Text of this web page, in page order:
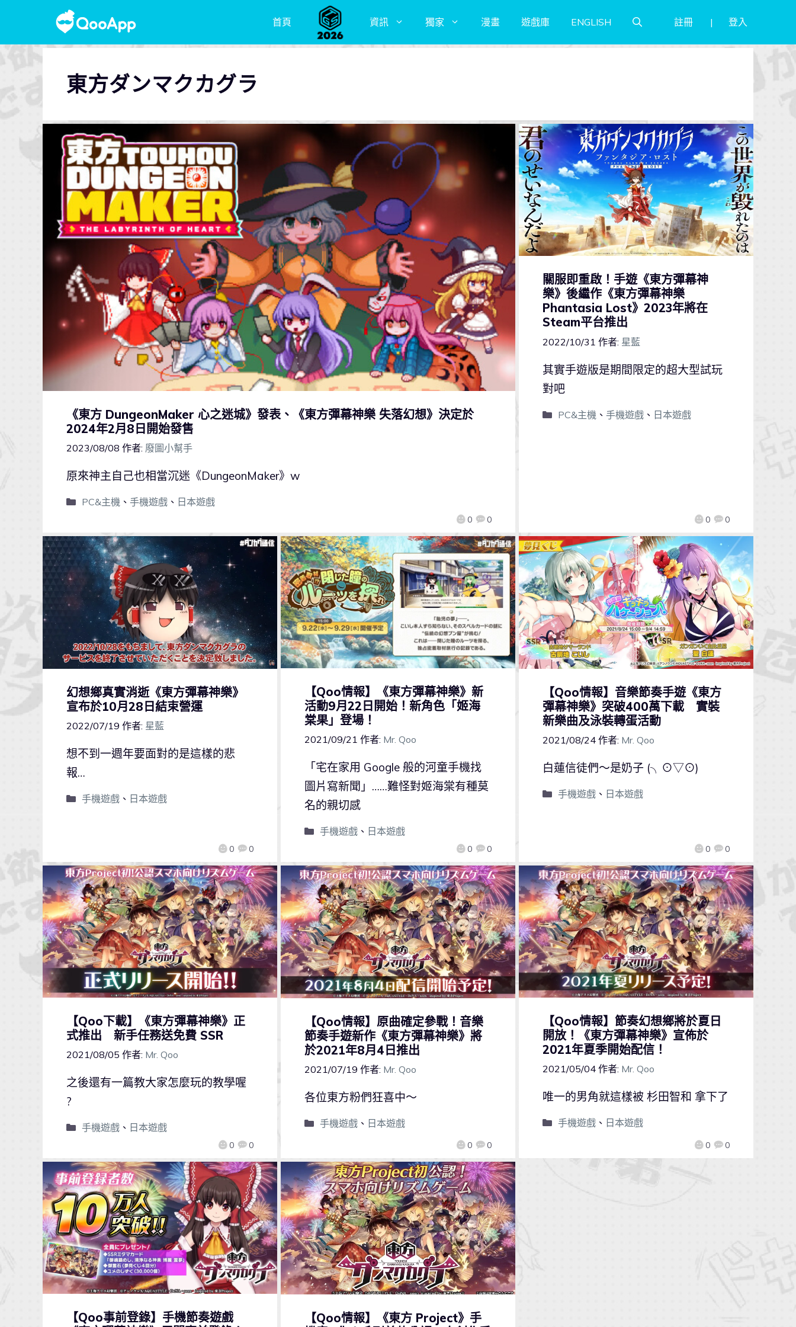
首頁 資訊 獨家 漫畫 遊戲庫 ENGLISH 註冊 登入
東方ダンマクカグラ
《東方 DungeonMaker 心之迷城》發表、《東方彈幕神樂 失落幻想》決定於
2024年2月8日開始發售
2023/08/08 作者: 廢圖小幫手
0 0
原來神主自己也相當沉迷《DungeonMaker》w
PC&主機、 手機遊戲、 日本遊戲
關服即重啟！手遊《東方彈幕神
樂》後繼作《東方彈幕神樂
Phantasia Lost》2023年將在
Steam平台推出
2022/10/31 作者: 星藍
0 0
其實手遊版是期間限定的超大型試玩
對吧
PC&主機 、 手機遊戲、 日本遊戲
幻想鄉真實消逝《東方彈幕神樂》
宣布於10月28日結束營運
2022/07/19 作者: 星藍
0 0
想不到一週年要面對的是這樣的悲
報…
手機遊戲、 日本遊戲
【Qoo情報】《東方彈幕神樂》新
活動9月22日開始！新角色「姬海
棠果」登場！
2021/09/21 作者: Mr. Qoo
0 0
「宅在家用 Google 般的河童手機找
圖片寫新聞」……難怪對姬海棠有種莫
名的親切感
手機遊戲、 日本遊戲
【Qoo情報】音樂節奏手遊《東方
彈幕神樂》突破400萬下載 實裝
新樂曲及泳裝轉蛋活動
2021/08/24 作者: Mr. Qoo
0 0
白蓮信徒們～是奶子 (╮⊙▽⊙)
手機遊戲、 日本遊戲
【Qoo下載】《東方彈幕神樂》正
式推出 新手任務送免費 SSR
2021/08/05 作者: Mr. Qoo
0 0
之後還有一篇教大家怎麼玩的教學喔
?
手機遊戲、 日本遊戲
【Qoo情報】原曲確定參戰！音樂
節奏手遊新作《東方彈幕神樂》將
於2021年8月4日推出
2021/07/19 作者: Mr. Qoo
0 0
各位東方粉們狂喜中～
手機遊戲、 日本遊戲
【Qoo情報】節奏幻想鄉將於夏日
開放！《東方彈幕神樂》宣佈於
2021年夏季開始配信！
2021/05/04 作者: Mr. Qoo
0 0
唯一的男角就這樣被 杉田智和 拿下了
手機遊戲、 日本遊戲
【Qoo事前登錄】手機節奏遊戲
【Qoo情報】《東方 Project》手